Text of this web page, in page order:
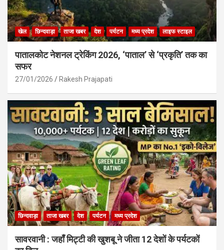
खेल छिन्दवाड़ा ताजा खबर देश पर्यटन मध्य प्रदेश लाइफ स्टाइल
पातालकोट नेशनल ट्रेकिंग 2026, ‘पाताल’ से ‘प्रकृति’ तक का
सफर
27/01/2026 Rakesh Prajapati
छिन्दवाड़ा ताजा खबर देश पर्यटन मध्य प्रदेश
सावरवानी : जहाँ मिट्टी की खुशबू ने जीता 12 देशों के पर्यटकों